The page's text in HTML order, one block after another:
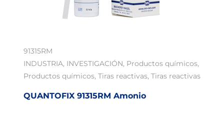
91315RM
INDUSTRIA, INVESTIGACIÓN, Productos químicos,
Productos químicos, Tiras reactivas, Tiras reactivas
QUANTOFIX 91315RM Amonio